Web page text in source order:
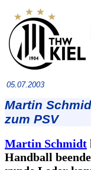
05.07.2003
Martin
zum PSV
Martin Schmidt
Handball